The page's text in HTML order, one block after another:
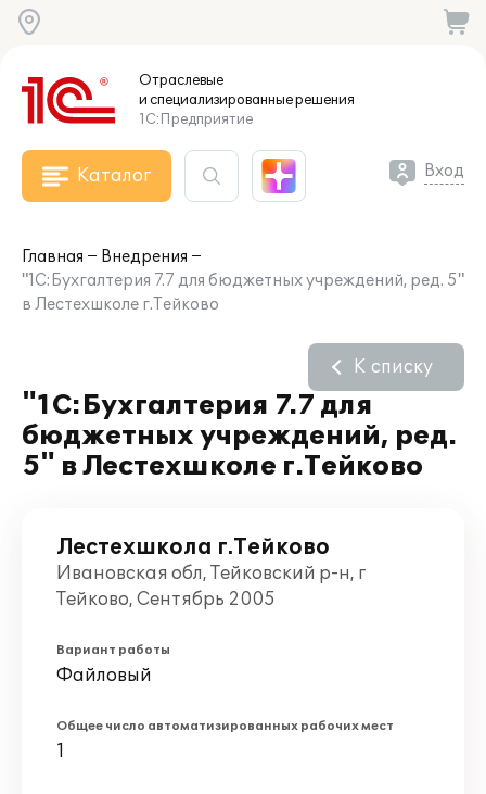
Отраслевые
и специализированныерешения
1С:Предприятие
Каталог Вход
Главная
Внедрения
"1С:Бухгалтерия 7.7 для бюджетных учреждений, ред. 5"
в Лестехшколе г.Тейково
"1С:Бухгалтерия 7.7 для
бюджетных учреждений, ред.
5" в Лестехшколе г.Тейково
К списку
Лестехшкола г.Тейково
Ивановская обл, Тейковский р-н, г
Тейково, Сентябрь 2005
Вариант работы
Файловый
Общее число автоматизированных рабочих мест
1